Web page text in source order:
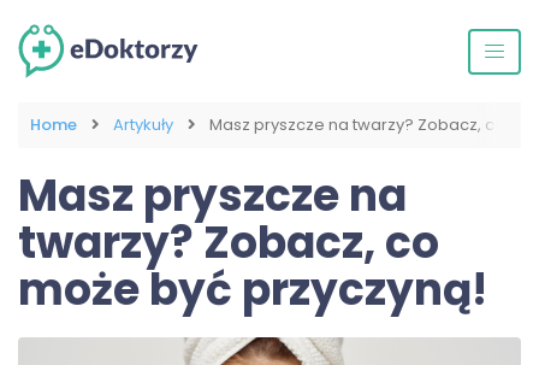
Home Artykuły Masz pryszcze na twarzy? Zobacz, co
Masz pryszcze na
twarzy? Zobacz, co
może być przyczyną!